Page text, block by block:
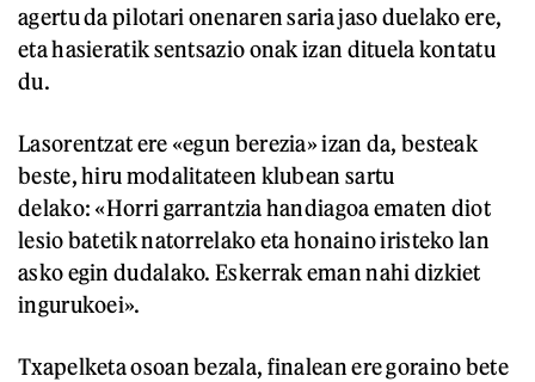
agertu da pilotari onenaren saria jaso duelako ere,
eta hasieratik sentsazio onak izan dituela kontatu
du.
Lasorentzat ere «egun berezia» izan da, besteak
beste, hiru modalitateen klubean sartu
delako: «Horri garrantzia handiagoa ematen diot
lesio batetik natorrelako eta honaino iristeko lan
asko egin dudalako. Eskerrak eman nahi dizkiet
ingurukoei».
Txapelketa osoan bezala, finalean ere goraino bete